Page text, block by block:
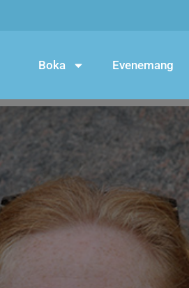
Boka Evenemang